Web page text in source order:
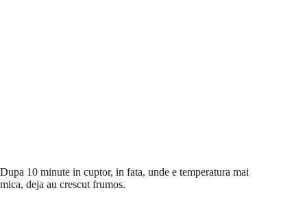
Dupa 10 minute in cuptor, in fata, unde e temperatura mai
mica, deja au crescut frumos.